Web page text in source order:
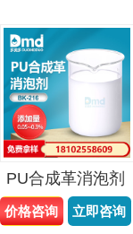
PU合成革消泡剂
价格咨询 立即咨询